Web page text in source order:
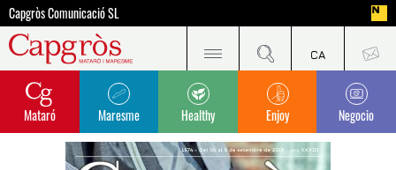
Capgròs Comunicació SL
Mataró Maresme Healthy Enjoy Negocio